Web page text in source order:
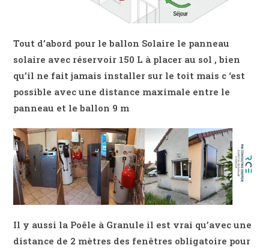
Tout d’abord pour le ballon Solaire le panneau
solaire avec réservoir 150 L à placer au sol , bien
qu’il ne fait jamais installer sur le toit mais c ‘est
possible avec une distance maximale entre le
panneau et le ballon 9 m
Il y aussi la Poêle à Granule il est vrai qu’avec une
distance de 2 mètres des fenêtres obligatoire pour